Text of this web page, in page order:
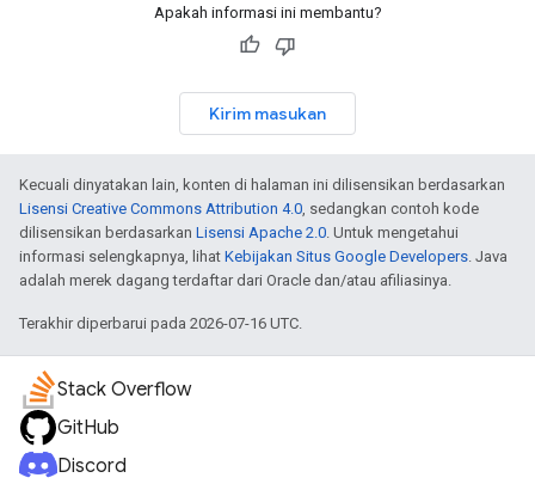
Apakah informasi ini membantu?
Kirim masukan
Kecuali dinyatakan lain, konten di halaman ini dilisensikan berdasarkan
Lisensi Creative Commons Attribution 4.0 , sedangkan contoh kode
dilisensikan berdasarkan Lisensi Apache 2.0 . Untuk mengetahui
informasi selengkapnya, lihat Kebijakan Situs Google Developers . Java
adalah merek dagang terdaftar dari Oracle dan/atau afiliasinya.
Terakhir diperbarui pada 2026-07-16 UTC.
Stack Overflow
GitHub
Discord